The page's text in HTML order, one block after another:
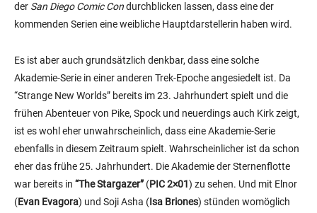
der San Diego Comic Condurchblicken lassen, dass eine der
kommenden Serien eine weibliche Hauptdarstellerin haben wird.
Es ist aber auch grundsätzlich denkbar, dass eine solche
Akademie-Serie in einer anderen Trek-Epoche angesiedelt ist. Da
“Strange New Worlds” bereits im 23. Jahrhundert spielt und die
frühen Abenteuer von Pike, Spock und neuerdings auch Kirk zeigt,
ist es wohl eher unwahrscheinlich, dass eine Akademie-Serie
ebenfalls in diesem Zeitraum spielt. Wahrscheinlicher ist da schon
eher das frühe 25. Jahrhundert. Die Akademie der Sternenflotte
war bereits in “The Stargazer” (PIC 2×01) zu sehen. Und mit Elnor
(Evan Evagora) und Soji Asha (Isa Briones) stünden womöglich